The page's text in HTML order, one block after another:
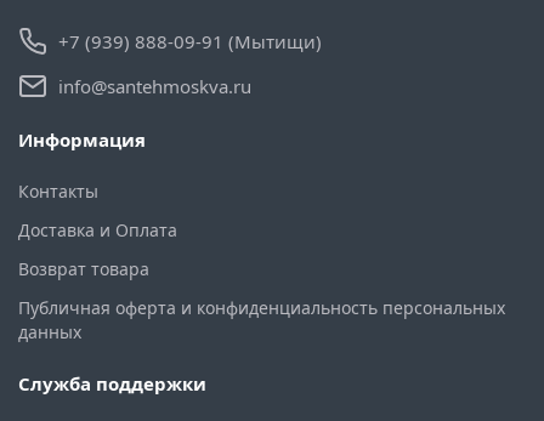
+7 (939) 888-09-91 (Мытищи)
info@santehmoskva.ru
Информация
Контакты
Доставка и Оплата
Возврат товара
Публичная оферта и конфиденциальность персональных
данных
Служба поддержки